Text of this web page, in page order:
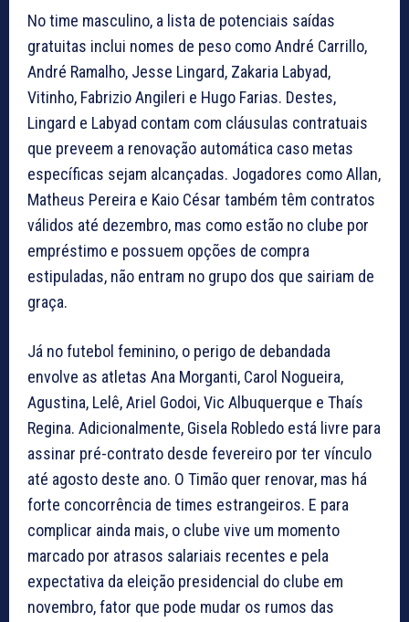
No time masculino, a lista de potenciais saídas
gratuitas inclui nomes de peso como André Carrillo,
André Ramalho, Jesse Lingard, Zakaria Labyad,
Vitinho, Fabrizio Angileri e Hugo Farias. Destes,
Lingard e Labyad contam com cláusulas contratuais
que preveem a renovação automática caso metas
específicas sejam alcançadas. Jogadores como Allan,
Matheus Pereira e Kaio César também têm contratos
válidos até dezembro, mas como estão no clube por
empréstimo e possuem opções de compra
estipuladas, não entram no grupo dos que sairiam de
graça.
Já no futebol feminino, o perigo de debandada
envolve as atletas Ana Morganti, Carol Nogueira,
Agustina, Lelê, Ariel Godoi, Vic Albuquerque e Thaís
Regina. Adicionalmente, Gisela Robledo está livre para
assinar pré-contrato desde fevereiro por ter vínculo
até agosto deste ano. O Timão quer renovar, mas há
forte concorrência de times estrangeiros. E para
complicar ainda mais, o clube vive um momento
marcado por atrasos salariais recentes e pela
expectativa da eleição presidencial do clube em
novembro, fator que pode mudar os rumos das